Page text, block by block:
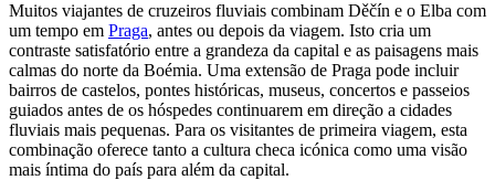
Muitos viajantes de cruzeiros fluviais combinam Děčín e o Elba com
um tempo em Praga, antes ou depois da viagem. Isto cria um
contraste satisfatório entre a grandeza da capital e as paisagens mais
calmas do norte da Boémia. Uma extensão de Praga pode incluir
bairros de castelos, pontes históricas, museus, concertos e passeios
guiados antes de os hóspedes continuarem em direção a cidades
fluviais mais pequenas. Para os visitantes de primeira viagem, esta
combinação oferece tanto a cultura checa icónica como uma visão
mais íntima do país para além da capital.